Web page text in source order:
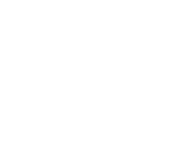
cca 2 km lehátka, slunečníky,restaurace a bar